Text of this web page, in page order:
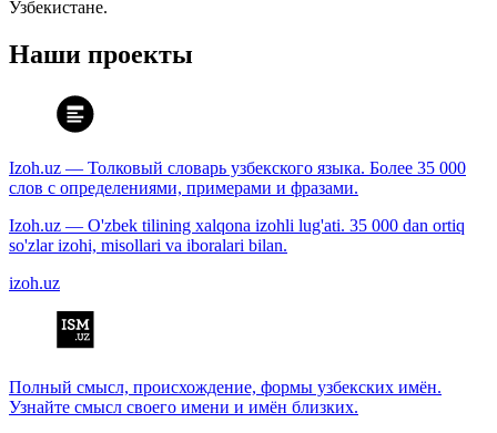
Узбекистане.
Наши проекты
Izoh.uz — Толковый словарь узбекского языка. Более 35 000
слов с определениями, примерами и фразами.
Izoh.uz — O'zbek tilining xalqona izohli lug'ati. 35 000 dan ortiq
so'zlar izohi, misollari va iboralari bilan.
izoh.uz
Полный смысл, происхождение, формы узбекских имён.
Узнайте смысл своего имени и имён близких.